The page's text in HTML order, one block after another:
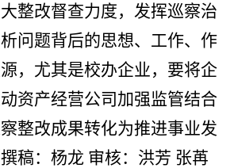
整改督查力度，发挥巡察治
问题背后的思想、工作、作
，尤其是校办企业，要将企
资产经营公司加强监管结合
整改成果转化为推进事业发
稿：杨龙 审核：洪芳 张苒